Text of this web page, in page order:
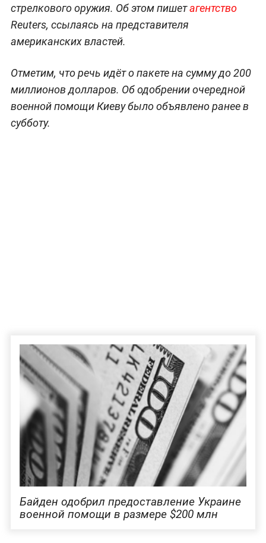
стрелкового оружия. Об этом пишетагентство
Reuters, ссылаясь на представителя
американских властей.
Отметим, что речь идёт о пакете на сумму до 200
миллионов долларов. Об одобрении очередной
военной помощи Киеву было объявлено ранее в
субботу.
Байден одобрил предоставление Украине
военной помощи в размере $200 млн